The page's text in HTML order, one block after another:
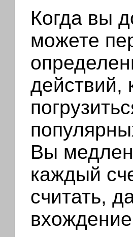
Когда вы
можете
действий,
Вы
каждый
считать,